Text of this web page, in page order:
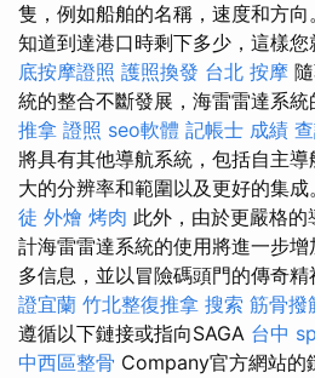
隻，例如船舶的名稱，速度和方
知道到達港口時剩下多少，這樣您
底按摩證照 護照換發 台北 按摩
統的整合不斷發展，海雷雷達系統
推拿 證照 seo軟體 記帳士 成績
將具有其他導航系統，包括自主
大的分辨率和範圍以及更好的集成
徒 外燴 烤肉 此外，由於更嚴格
計海雷雷達系統的使用將進一步
多信息，並以冒險碼頭門的傳奇精
證宜蘭 竹北整復推拿 搜索 筋骨撥
遵循以下鏈接或指向SAGA 台中
中西區整骨 Company官方網站的